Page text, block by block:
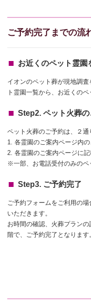
ご予約完了までの流
お近くのペット霊園
イオンのペット葬が現地調
ト霊園一覧から、お近くの
Step2. ペット火葬
ペット火葬のご予約は、２通
1. 各霊園のご案内ページ内
2. 各霊園のご案内ページに
※一部、お電話受付のみのペ
Step3. ご予約完了
ご予約フォームをご利用の
いただきます。
お時間の確認、火葬プラン
階で、ご予約完了となります